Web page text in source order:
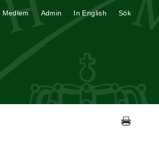
Medlem Admin In English Sök